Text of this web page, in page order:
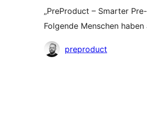
„PreProduct – Smarter
Folgende Menschen
Mitwirkende
preproduct